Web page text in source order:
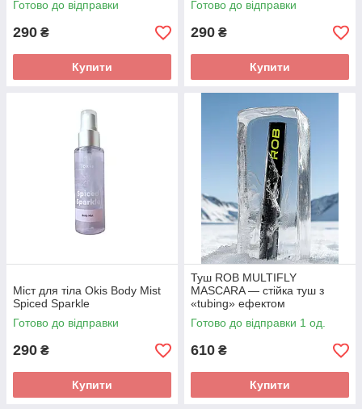
Готово до відправки
290 ₴
Купити
Готово до відправки
290 ₴
Купити
Міст для тіла Okis Body Mist
Spiced Sparkle
Готово до відправки
290 ₴
Купити
Туш ROB MULTIFLY
MASCARA — стійка туш з
«tubing» ефектом
Готово до відправки 1 од.
610 ₴
Купити